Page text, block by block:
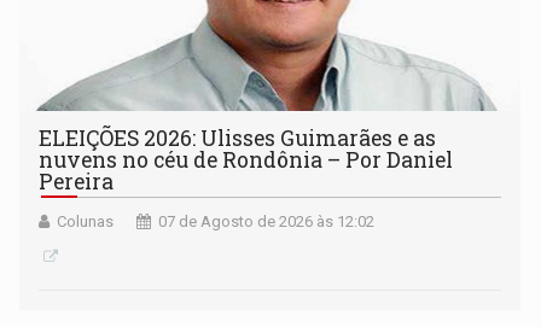
ELEIÇÕES 2026: Ulisses Guimarães e as
nuvens no céu de Rondônia – Por Daniel
Pereira
Colunas 07 de Agosto de 2026 às 12:02